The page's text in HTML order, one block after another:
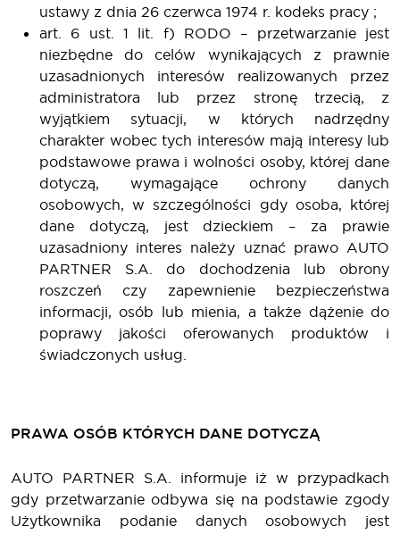
ustawy z dnia 26 czerwca 1974 r. kodeks pracy ;
art. 6 ust. 1 lit. f) RODO – przetwarzanie jest
niezbędne do celów wynikających z prawnie
uzasadnionych interesów realizowanych przez
administratora lub przez stronę trzecią, z
wyjątkiem sytuacji, w których nadrzędny
charakter wobec tych interesów mają interesy lub
podstawowe prawa i wolności osoby, której dane
dotyczą, wymagające ochrony danych
osobowych, w szczególności gdy osoba, której
dane dotyczą, jest dzieckiem – za prawie
uzasadniony interes należy uznać prawo AUTO
PARTNER S.A. do dochodzenia lub obrony
roszczeń czy zapewnienie bezpieczeństwa
informacji, osób lub mienia, a także dążenie do
poprawy jakości oferowanych produktów i
świadczonych usług.
PRAWA OSÓB KTÓRYCH DANE DOTYCZĄ
AUTO PARTNER S.A. informuje iż w przypadkach
gdy przetwarzanie odbywa się na podstawie zgody
Użytkownika podanie danych osobowych jest